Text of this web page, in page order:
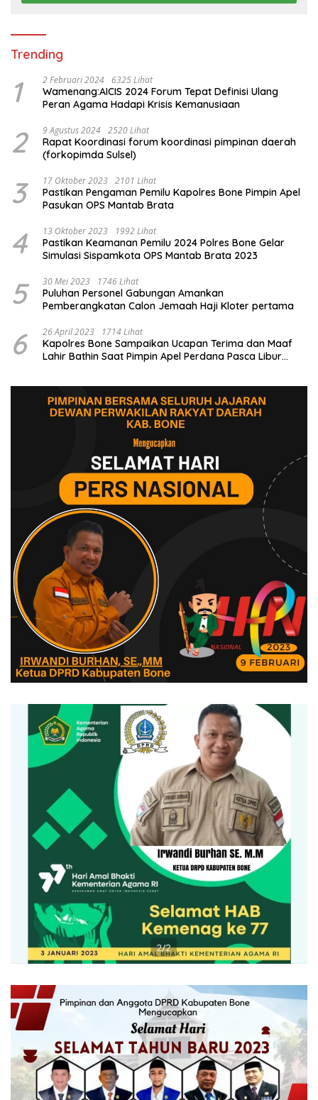
Trending
1 2 Februari 2024 6325 Lihat
Wamenang:AICIS 2024 Forum Tepat Definisi Ulang
Peran Agama Hadapi Krisis Kemanusiaan
2 9 Agustus 2024 2520 Lihat
Rapat Koordinasi forum koordinasi pimpinan daerah
(forkopimda Sulsel)
3 17 Oktober 2023 2101 Lihat
Pastikan Pengaman Pemilu Kapolres Bone Pimpin Apel
Pasukan OPS Mantab Brata
4 13 Oktober 2023 1992 Lihat
Pastikan Keamanan Pemilu 2024 Polres Bone Gelar
Simulasi Sispamkota OPS Mantab Brata 2023
5 30 Mei 2023 1746 Lihat
Puluhan Personel Gabungan Amankan
Pemberangkatan Calon Jemaah Haji Kloter pertama
6 26 April 2023 1714 Lihat
Kapolres Bone Sampaikan Ucapan Terima dan Maaf
Lahir Bathin Saat Pimpin Apel Perdana Pasca Libur